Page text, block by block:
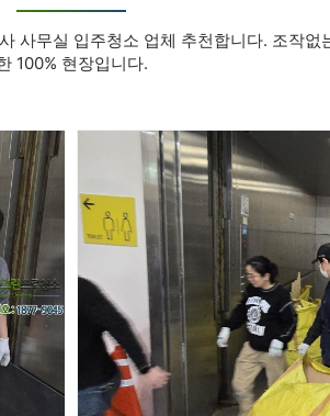
사무실 입주청소 업체 추천합니다. 조작없
100% 현장입니다.